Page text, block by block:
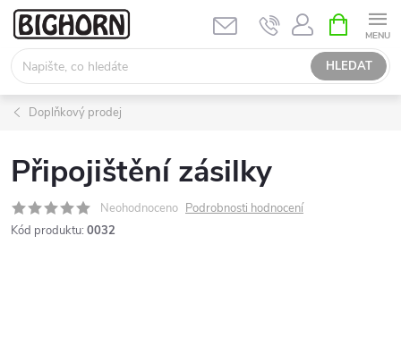
Přejít
obsah
HLEDAT
NÁKUPNÍ
KOŠÍK
Doplňkový prodej
Připojištění zásilky
Neohodnoceno Podrobnosti hodnocení
Kód produktu: 0032